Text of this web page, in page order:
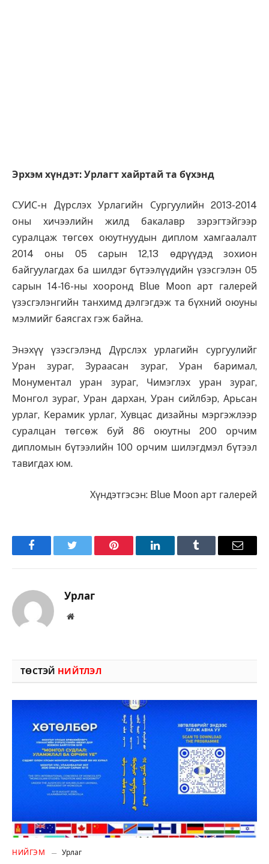
Эрхэм хүндэт: Урлагт хайртай та бүхэнд
СУИС-н Дүрслэх Урлагийн Сургуулийн 2013-2014
оны хичээлийн жилд бакалавр зэрэгтэйгээр
суралцаж төгсөх оюутнуудын диплом хамгаалалт
2014 оны 05 сарын 12,13 өдрүүдэд зохион
байгуулагдах ба шилдэг бүтээлүүдийн үзэсгэлэн 05
сарын 14-16-ны хооронд Blue Moon арт галерей
үзэсгэлэнгийн танхимд дэлгэгдэж та бүхний оюуны
мэлмийг баясгах гэж байна.
Энэхүү үзэсгэлэнд Дүрслэх урлагийн сургуулийг
Уран зураг, Зураасан зураг, Уран баримал,
Монументал уран зураг, Чимэглэх уран зураг,
Монгол зураг, Уран дархан, Уран сийлбэр, Арьсан
урлаг, Керамик урлаг, Хувцас дизайны мэргэжлээр
суралцан төгсөж буй 86 оюутны 200 орчим
дипломын бүтээлийн 100 орчим шилэгдмэл бүтээл
тавигдах юм.
Хүндэтгэсэн: Blue Moon арт галерей
FacebookTwitter Pinterest LinkedInTumblr Имэйл
Урлаг
Вэбсайт
ТӨСТЭЙ НИЙТЛЭЛ
НИЙГЭМ Урлаг